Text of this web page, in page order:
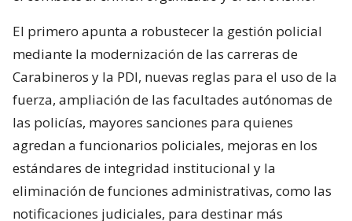
El primero apunta a robustecer la gestión policial
mediante la modernización de las carreras de
Carabineros y la PDI, nuevas reglas para el uso de la
fuerza, ampliación de las facultades autónomas de
las policías, mayores sanciones para quienes
agredan a funcionarios policiales, mejoras en los
estándares de integridad institucional y la
eliminación de funciones administrativas, como las
notificaciones judiciales, para destinar más